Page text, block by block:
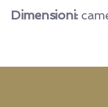
Dimensioni: